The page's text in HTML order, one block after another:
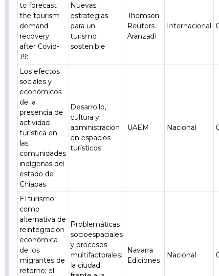
to forecast
the tourism
demand
recovery
after Covid-
19:
Nuevas
estrategias
para un
turismo
sostenible
Thomson
Reuters.
Aranzadi
Internacional
Los efectos
sociales y
económicos
de la
presencia de
actividad
turística en
las
comunidades
indígenas del
estado de
Chiapas
Desarrollo,
cultura y
administración
en espacios
turísticos
UAEM Nacional
El turismo
como
alternativa de
reintegración
económica
de los
migrantes de
retorno; el
Problemáticas
socioespaciales
y procesos
multifactorales:
la ciudad
Navarra
Ediciones
Nacional